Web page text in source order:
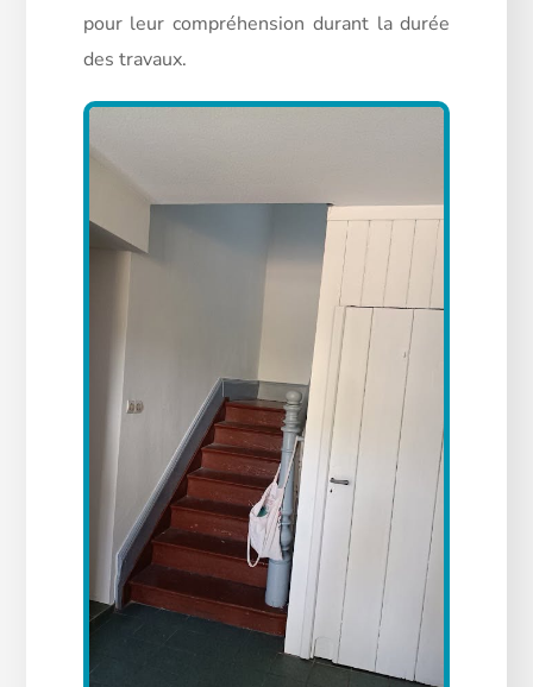
pour leur compréhension durant la durée
des travaux.